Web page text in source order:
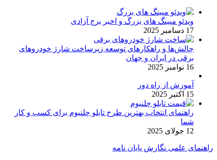
ویدئو مپینگ های بزرگ و اخیر برج آزادی
17 دسامبر 2025
چالش‌ها و راهکارهای توسعه زیرساخت شارژ خودروهای
برقی در ایران و جهان
16 نوامبر 2025
آموزش از راه دور
15 اکتبر 2025
راهنمای انتخاب بهترین طرح تابلو چلنیوم برای کسب و کار
شما
12 جولای 2025
راهنمای علمی نگارش پایان نامه